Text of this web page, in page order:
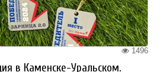
1496
в Каменске-Уральском.